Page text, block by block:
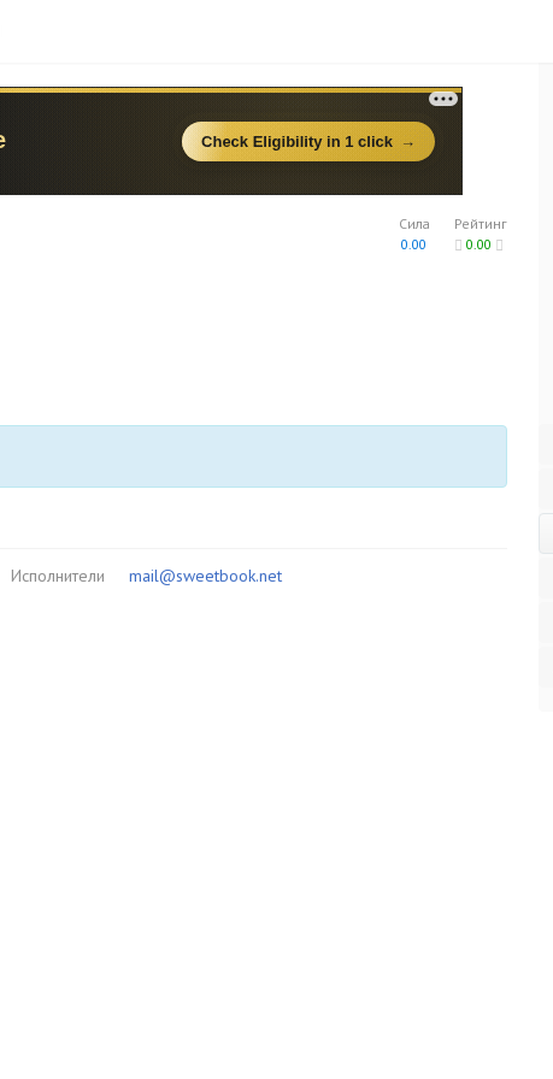
Рейтинг
0.00
Сила
0.00
Исполнители mail@sweetbook.net